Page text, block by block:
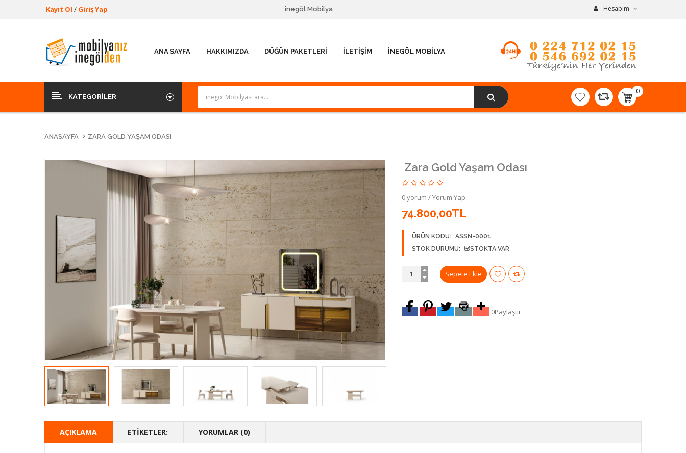
inegöl Mobilya
Kayıt Ol / Giriş Yap Hesabım
ANA SAYFA HAKKIMIZDA DÜĞÜN PAKETLERI İLETIŞIM İNEGÖL MOBILYA
KATEGORILER
0
item(s)
-
ANASAYFA ZARA GOLD YAŞAM ODASI
Zara Gold Yaşam Odası
0 yorum /Yorum Yap
74.800,00TL
ÜRÜN KODU:
ASSN-0001
STOK DURUMU:
STOKTA VAR
0Paylaştır
AÇIKLAMA ETIKETLER: YORUMLAR (0)